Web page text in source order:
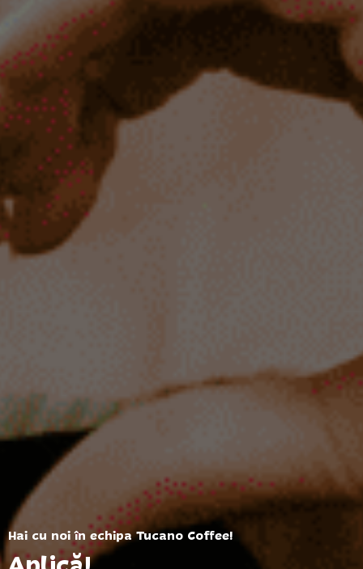
Hai cu noi în echipa Tucano Coffee!